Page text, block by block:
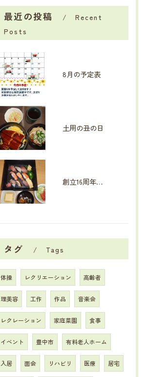
最近の投稿
Recent
Posts
8月の予定表
土用の丑の日
創立16周年イベント
タグ Tags
体操 レクリエーション 高齢者
理美容 工作 作品 音楽会
レクレーション 家庭菜園 食事
イベント 豊中市 有料老人ホーム
入居 面会 リハビリ 医療 居宅